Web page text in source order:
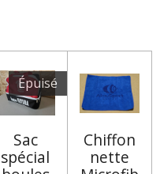
Épuisé
Sac
spécial
Chiffon
nette